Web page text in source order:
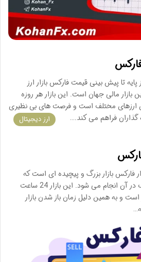
تا پیش بینی قیمت فارکس بازار ارز
مالی جهان است. این بازار هر روزه
ارزهای مختلف است و فرصت های بی نظیری
گذاران فراهم می کند.…
ارز دیجیتال
فارکس بازار بزرگ و پیچیده ای است که
خرید و فروش ارزهای مختلف در آن انجام می شود. این بازار 24 ساعت
هفته باز است و به همین دلیل زمان باز شدن بازار